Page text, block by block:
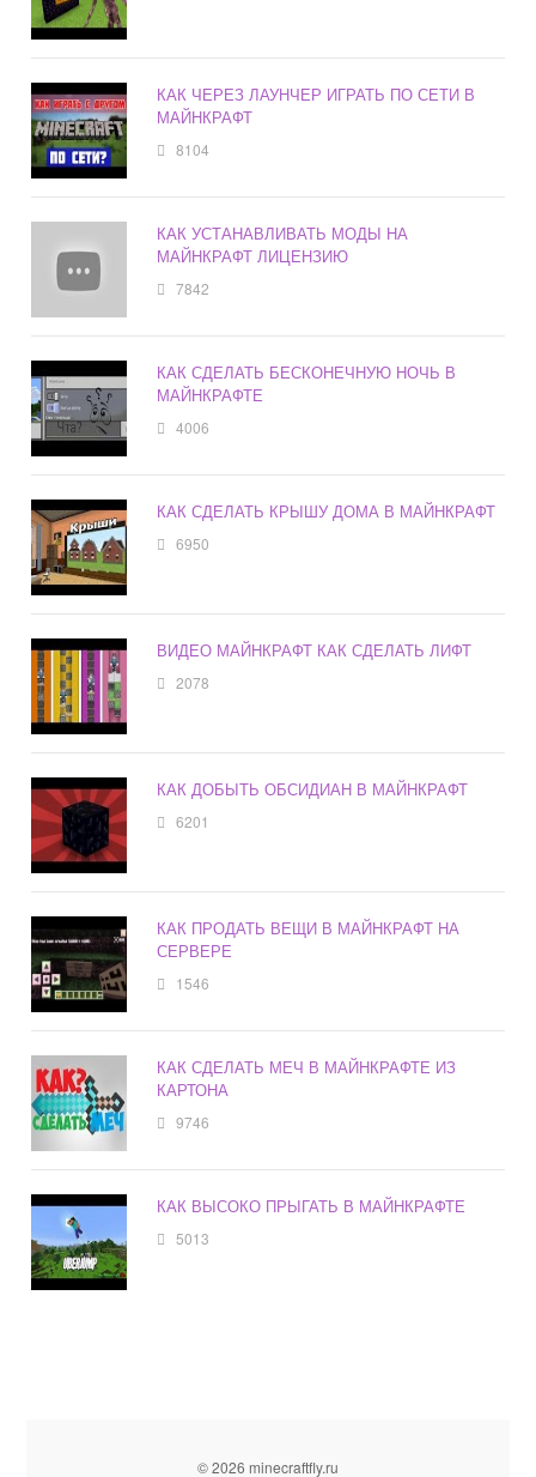
КАК ЧЕРЕЗ ЛАУНЧЕР ИГРАТЬ ПО СЕТИ В
МАЙНКРАФТ
8104
КАК УСТАНАВЛИВАТЬ МОДЫ НА
МАЙНКРАФТ ЛИЦЕНЗИЮ
7842
КАК СДЕЛАТЬ БЕСКОНЕЧНУЮ НОЧЬ В
МАЙНКРАФТЕ
4006
КАК СДЕЛАТЬ КРЫШУ ДОМА В МАЙНКРАФТ
6950
ВИДЕО МАЙНКРАФТ КАК СДЕЛАТЬ ЛИФТ
2078
КАК ДОБЫТЬ ОБСИДИАН В МАЙНКРАФТ
6201
КАК ПРОДАТЬ ВЕЩИ В МАЙНКРАФТ НА
СЕРВЕРЕ
1546
КАК СДЕЛАТЬ МЕЧ В МАЙНКРАФТЕ ИЗ
КАРТОНА
9746
КАК ВЫСОКО ПРЫГАТЬ В МАЙНКРАФТЕ
5013
© 2026 minecraftfly.ru